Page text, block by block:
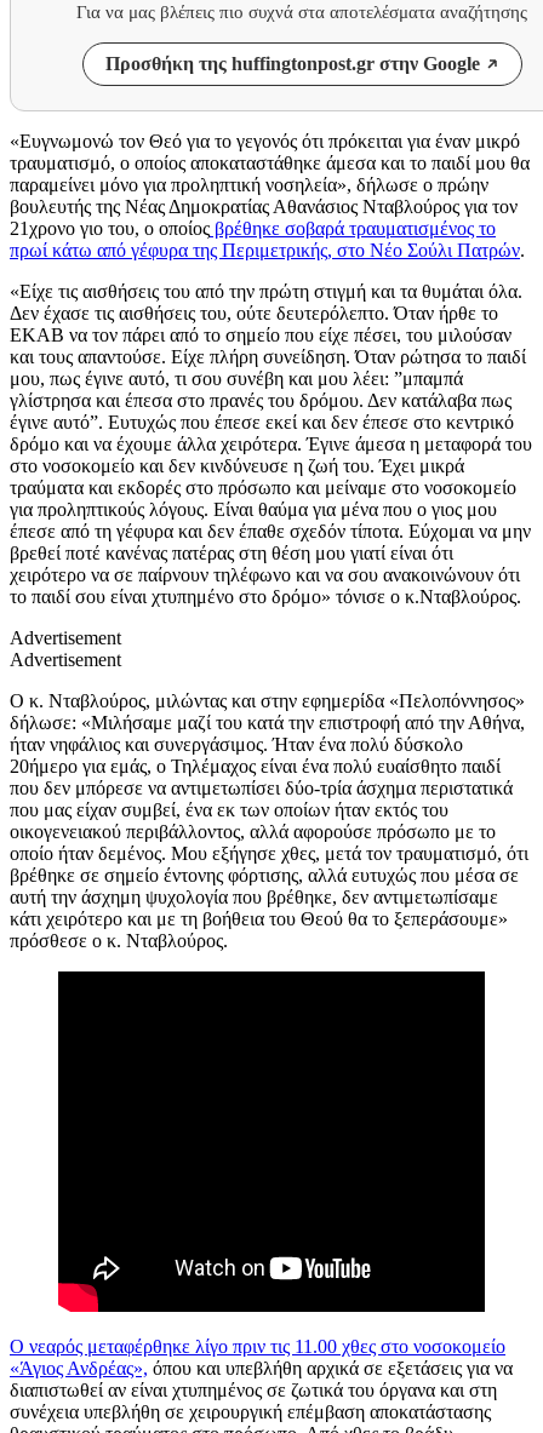
Για να μας βλέπεις πιο συχνά στα αποτελέσματα αναζήτησης
Προσθήκη της huffingtonpost.gr στην Google
«Ευγνωμονώ τον Θεό για το γεγονός ότι πρόκειται για έναν μικρό
τραυματισμό, ο οποίος αποκαταστάθηκε άμεσα και το παιδί μου θα
παραμείνει μόνο για προληπτική νοσηλεία», δήλωσε o πρώην
βουλευτής της Νέας Δημοκρατίας Αθανάσιος Νταβλούρος για τον
21χρονο γιο του, ο οποίος βρέθηκε σοβαρά τραυματισμένος το
πρωί κάτω από γέφυρα της Περιμετρικής, στο Νέο Σούλι Πατρών.
«Είχε τις αισθήσεις του από την πρώτη στιγμή και τα θυμάται όλα.
Δεν έχασε τις αισθήσεις του, ούτε δευτερόλεπτο. Όταν ήρθε το
ΕΚΑΒ να τον πάρει από το σημείο που είχε πέσει, του μιλούσαν
και τους απαντούσε. Είχε πλήρη συνείδηση. Όταν ρώτησα το παιδί
μου, πως έγινε αυτό, τι σου συνέβη και μου λέει: ”μπαμπά
γλίστρησα και έπεσα στο πρανές του δρόμου. Δεν κατάλαβα πως
έγινε αυτό”. Ευτυχώς που έπεσε εκεί και δεν έπεσε στο κεντρικό
δρόμο και να έχουμε άλλα χειρότερα. Έγινε άμεσα η μεταφορά του
στο νοσοκομείο και δεν κινδύνευσε η ζωή του. Έχει μικρά
τραύματα και εκδορές στο πρόσωπο και μείναμε στο νοσοκομείο
για προληπτικούς λόγους. Είναι θαύμα για μένα που ο γιος μου
έπεσε από τη γέφυρα και δεν έπαθε σχεδόν τίποτα. Εύχομαι να μην
βρεθεί ποτέ κανένας πατέρας στη θέση μου γιατί είναι ότι
χειρότερο να σε παίρνουν τηλέφωνο και να σου ανακοινώνουν ότι
το παιδί σου είναι χτυπημένο στο δρόμο» τόνισε ο κ.Νταβλούρος.
Advertisement
Advertisement
Ο κ. Νταβλούρος, μιλώντας και στην εφημερίδα «Πελοπόννησος»
δήλωσε: «Μιλήσαμε μαζί του κατά την επιστροφή από την Αθήνα,
ήταν νηφάλιος και συνεργάσιμος. Ήταν ένα πολύ δύσκολο
20ήμερο για εμάς, ο Τηλέμαχος είναι ένα πολύ ευαίσθητο παιδί
που δεν μπόρεσε να αντιμετωπίσει δύο-τρία άσχημα περιστατικά
που μας είχαν συμβεί, ένα εκ των οποίων ήταν εκτός του
οικογενειακού περιβάλλοντος, αλλά αφορούσε πρόσωπο με το
οποίο ήταν δεμένος. Μου εξήγησε χθες, μετά τον τραυματισμό, ότι
βρέθηκε σε σημείο έντονης φόρτισης, αλλά ευτυχώς που μέσα σε
αυτή την άσχημη ψυχολογία που βρέθηκε, δεν αντιμετωπίσαμε
κάτι χειρότερο και με τη βοήθεια του Θεού θα το ξεπεράσουμε»
πρόσθεσε ο κ. Νταβλούρος.
Ο νεαρός μεταφέρθηκε λίγο πριν τις 11.00 χθες στο νοσοκομείο
«Άγιος Ανδρέας», όπου και υπεβλήθη αρχικά σε εξετάσεις για να
διαπιστωθεί αν είναι χτυπημένος σε ζωτικά του όργανα και στη
συνέχεια υπεβλήθη σε χειρουργική επέμβαση αποκατάστασης